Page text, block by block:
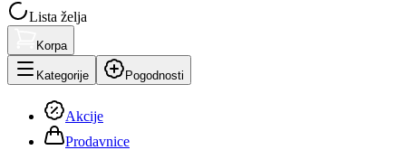
Lista želja
Korpa
Kategorije Pogodnosti
Akcije
Prodavnice